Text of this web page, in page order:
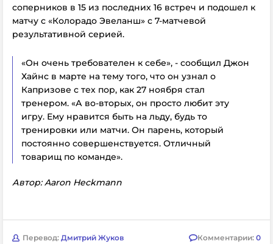
соперников в 15 из последних 16 встреч и подошел к
матчу с «Колорадо Эвеланш» с 7-матчевой
результативной серией.
«Он очень требователен к себе», - сообщил Джон
Хайнс в марте на тему того, что он узнал о
Капризове с тех пор, как 27 ноября стал
тренером. «А во-вторых, он просто любит эту
игру. Ему нравится быть на льду, будь то
тренировки или матчи. Он парень, который
постоянно совершенствуется. Отличный
товарищ по команде».
Автор: Aaron Heckmann
Перевод: Дмитрий Жуков Комментарии: 0